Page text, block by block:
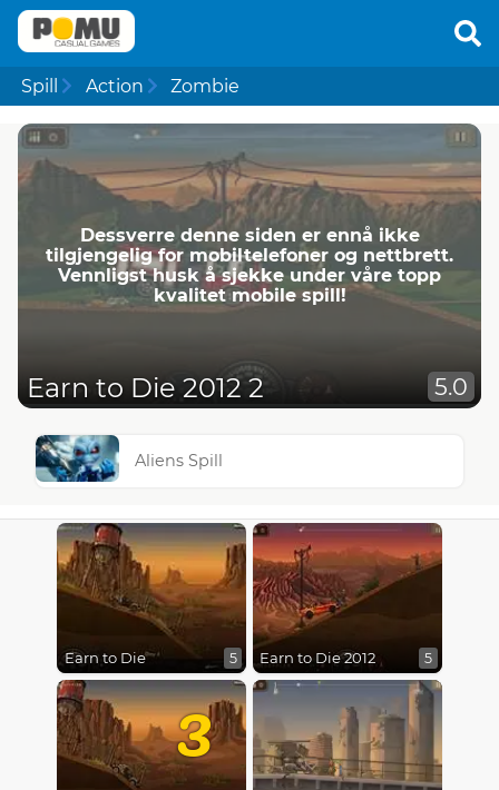
Spill Action Zombie
Dessverre denne siden er ennå ikke
tilgjengelig for mobiltelefoner og nettbrett.
Vennligst husk å sjekke under våre topp
kvalitet mobile spill!
Earn to Die 2012 2 5.0
Aliens Spill
Earn to Die 5 Earn to Die 2012 5
3